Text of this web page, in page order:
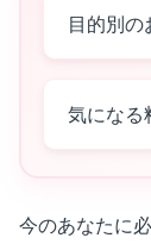
目的別
気になる
今のあなたに